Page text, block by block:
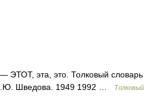
— ЭТОТ, эта, это. Толковый словарь
Шведова. 1949 1992 …
Толковый